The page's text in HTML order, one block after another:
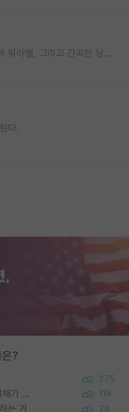
동서 랩노비를 모두 겪어온 사람이 보는 한국의 워라밸, 그리고 간곡한 당부의 말씀
다.
?
275
대학원생들 교수에게 가스라이팅 당한 것은 이해가 갑니다. 안타깝네요. 119
는 거 76